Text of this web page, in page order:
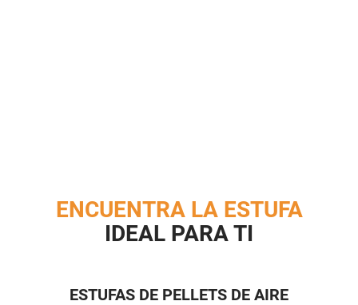
ENCUENTRA LA ESTUFA
IDEAL PARA TI
ESTUFAS DE PELLETS DE AIRE